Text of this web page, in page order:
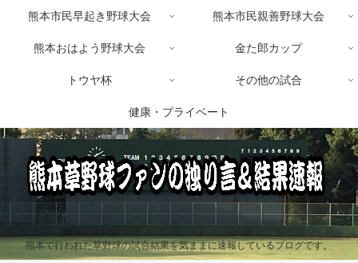
熊本で行われた草野球の試合結果を気ままに速報しているブログです。
熊本市民早起き野球大会 熊本市民親善野球大会
熊本おはよう野球大会 金た郎カップ
トウヤ杯 その他の試合
健康・プライベート